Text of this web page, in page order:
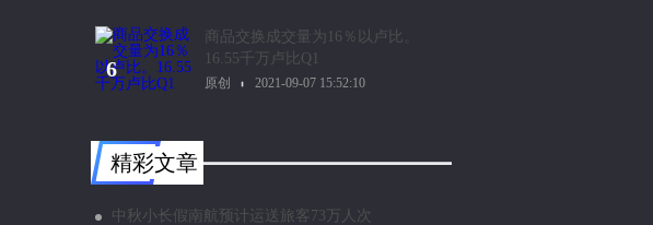
商品交换成交量为16％以卢比。
16.55千万卢比Q1
原创 2021-09-07 15:52:10
6
精彩文章
中秋小长假南航预计运送旅客73万人次